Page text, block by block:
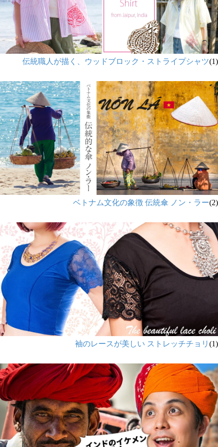
伝統職人が描く、ウッドブロック・ストライプシャツ(1)
ベトナム文化の象徴 伝統傘 ノン・ラー(2)
袖のレースが美しい ストレッチチョリ (1)